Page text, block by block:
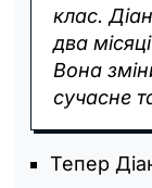
клас.
два
Вона
сучасне
Тепер